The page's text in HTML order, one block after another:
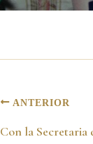
ANTERIOR